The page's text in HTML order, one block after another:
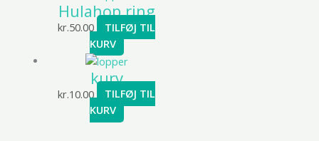
Hulahop ring
kr.50.00
TILFØJ TIL
KURV
kurv
kr.10.00
TILFØJ TIL
KURV